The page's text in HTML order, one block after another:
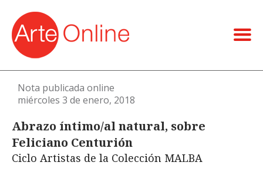
Nota publicada online
miércoles 3 de enero, 2018
Abrazo íntimo/al natural, sobre
Feliciano Centurión
Ciclo Artistas de la Colección MALBA